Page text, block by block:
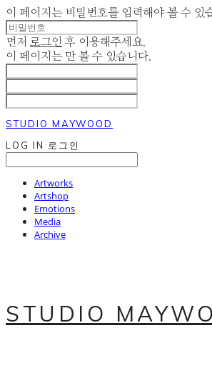
이 페이지는 비밀번호를 입력해야 볼 수 있
먼저 로그인 후 이용해주세요.
이 페이지는 만 볼 수 있습니다.
STUDIO MAYWOOD
LOG IN
로그인
Artworks
Artshop
Emotions
Media
Archive
STUDIO